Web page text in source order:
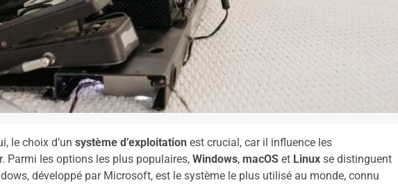
le choix d’un système d’exploitation est crucial, car il influence les
Parmi les options les plus populaires, Windows, macOS et Linux se distinguent
développé par Microsoft, est le système le plus utilisé au monde, connu